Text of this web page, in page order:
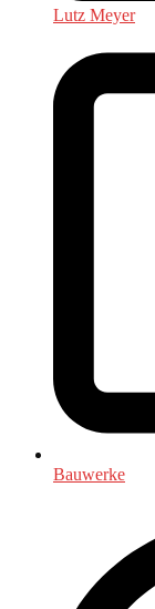
Lutz Meyer
Bauwerke